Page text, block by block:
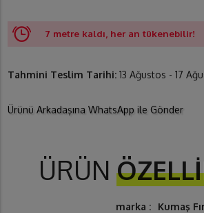
7 metre kaldı, her an tükenebilir!
Tahmini Teslim Tarihi: 13 Ağustos - 17
Ürünü Arkadaşına WhatsApp ile Gönder
ÜRÜN
marka : Kumaş